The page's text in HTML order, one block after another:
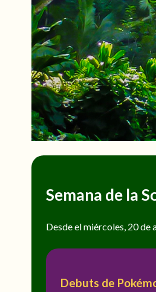
Semana de la
Desde el miércoles, 20 de
Debuts de